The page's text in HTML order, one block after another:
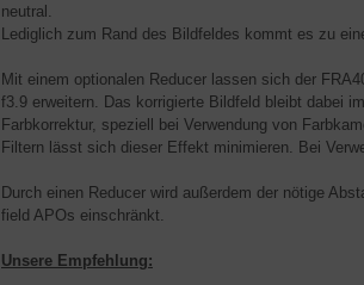
neutral.
Lediglich zum Rand des Bildfeldes kommt es zu
Mit einem optionalen Reducer lassen sich der
f3.9 erweitern. Das korrigierte Bildfeld bleibt dabei
Farbkorrektur, speziell bei Verwendung von
Filtern lässt sich dieser Effekt minimieren. Bei
Durch einen Reducer wird außerdem der nötige
field APOs einschränkt.
Unsere Empfehlung: